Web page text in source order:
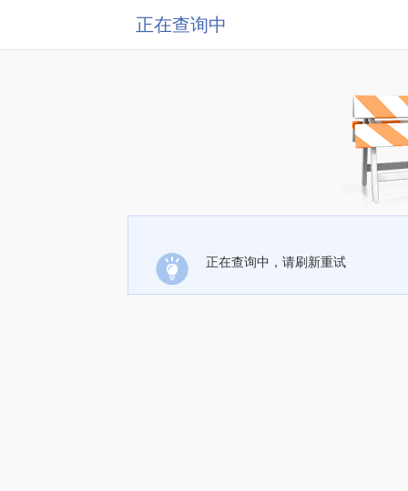
正在查询中
正在查询中，请刷新重试